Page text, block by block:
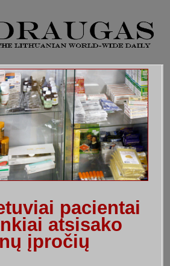
pacientai
atsisako
įpročių